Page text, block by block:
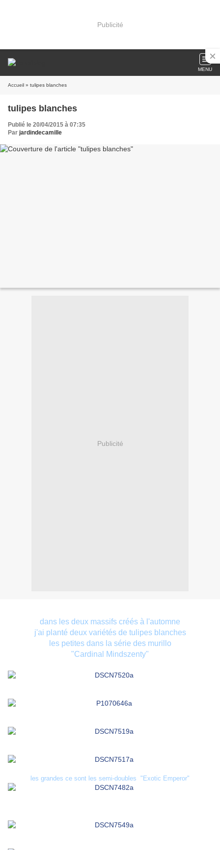
Publicité
MENU
Accueil » tulipes blanches
tulipes blanches
Publié le 20/04/2015 à 07:35
Par jardindecamille
Publicité
dans les deux massifs créés à l'automne
j'ai planté deux variétés de tulipes blanches
les petites dans la série des murillo
"Cardinal Mindszenty"
les grandes ce sont les semi-doubles "Exotic Emperor"